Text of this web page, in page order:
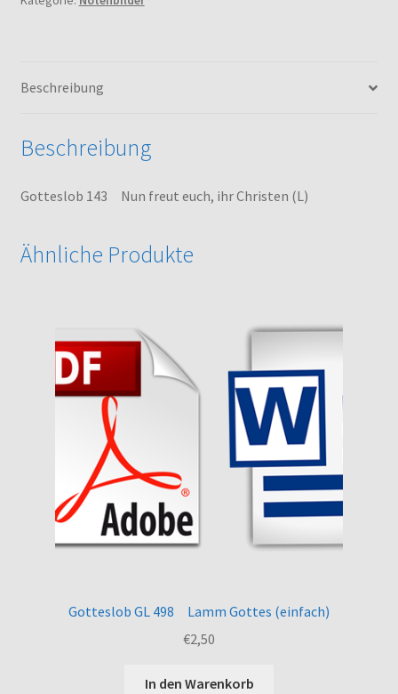
Beschreibung
Beschreibung
Gotteslob 143 Nun freut euch, ihr Christen (L)
Ähnliche Produkte
Gotteslob GL 498 Lamm Gottes (einfach)
€2,50
In den Warenkorb